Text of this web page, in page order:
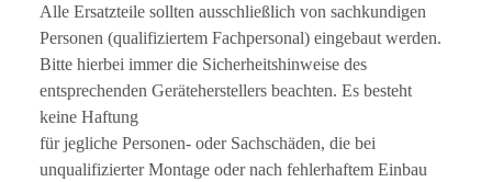
Alle Ersatzteile sollten ausschließlich von sachkundigen
Personen (qualifiziertem Fachpersonal) eingebaut werden.
Bitte hierbei immer die Sicherheitshinweise des
entsprechenden Geräteherstellers beachten. Es besteht
keine Haftung
für jegliche Personen- oder Sachschäden, die bei
unqualifizierter Montage oder nach fehlerhaftem Einbau